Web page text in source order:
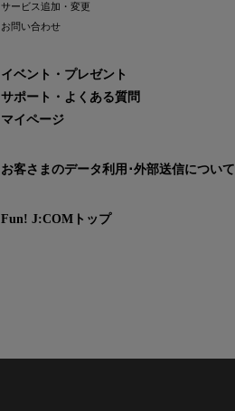
サービス追加・変更
お問い合わせ
イベント・プレゼント
サポート・よくある質問
マイページ
お客さまのデータ利用･外部送信について
Fun! J:COMトップ